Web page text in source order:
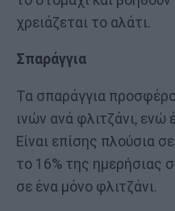
χρειάζεται το αλάτι.
Σπαράγγια
Τα σπαράγγια
ινών ανά φλιτζάνι, ενώ
Είναι επίσης πλούσια
το 16% της ημερήσιας
σε ένα μόνο φλιτζάνι.